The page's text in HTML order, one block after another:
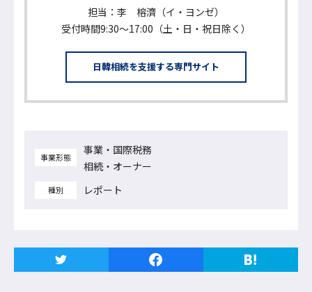
担当：李 榕濟（イ・ヨンゼ）
受付時間9:30〜17:00（土・日・祝日除く）
日韓相続を支援する専門サイト
事業形態
事業・国際税務
相続・オーナー
種別 レポート